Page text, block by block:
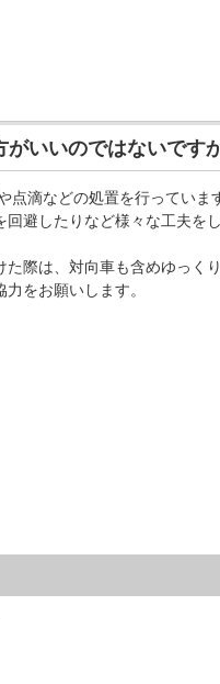
いいのではないです
滴などの処置を行っていま
避したりなど様々な工夫を
際は、対向車も含めゆっく
をお願いします。